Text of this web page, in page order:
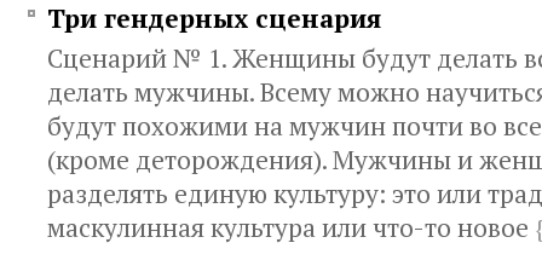
Три гендерных сценария
Сценарий № 1. Женщины будут делать
делать мужчины. Всему можно
будут похожими на мужчин почти во
(кроме деторождения). Мужчины и
разделять единую культуру: это или
маскулинная культура или что-то новое {